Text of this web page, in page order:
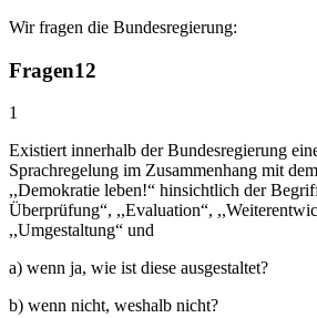
Wir fragen die Bundesregierung:
Fragen12
1
Existiert innerhalb der Bundesregierung
Sprachregelung im Zusammenhang mit
,,Demokratie leben!“ hinsichtlich der
Überprüfung“, ,,Evaluation“,
,,Umgestaltung“ und
a) wenn ja, wie ist diese ausgestaltet?
b) wenn nicht, weshalb nicht?